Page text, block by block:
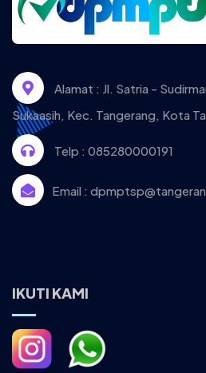
Alamat : Jl. Satria -
Sukaasih, Kec. Tangerang, Kota
Telp : 085280000191
Email :
IKUTI KAMI